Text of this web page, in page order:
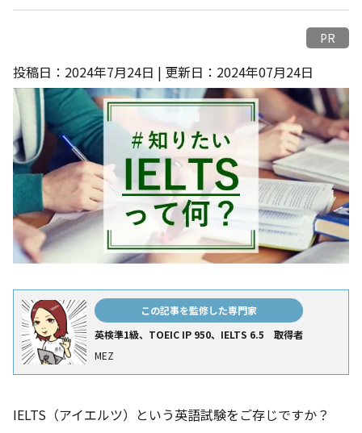
PR
投稿日：2024年7月24日 | 更新日：2024年07月24日
この記事を監修した専門家
英検準1級、TOEIC IP 950、IELTS 6.5 取得者
MEZ
IELTS（アイエルツ）という英語試験をご存じですか？